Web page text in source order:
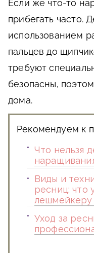
Если же что-то
прибегать часто.
использованием
пальцев до
требуют
безопасны,
дома.
Рекомендуем к
Что нельзя
Виды и
ресниц: что
лешмейкеру
Уход за